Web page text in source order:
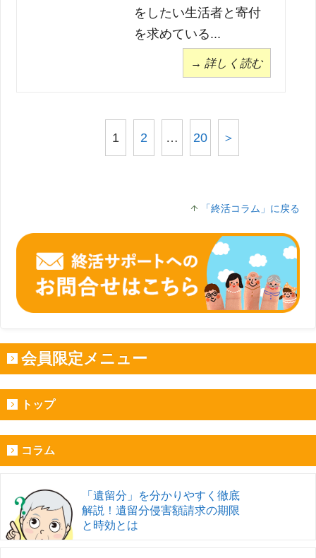
をしたい生活者と寄付
を求めている...
→ 詳しく読む
1 2 … 20 ＞
「終活コラム」に戻る
会員限定メニュー
トップ
コラム
「遺留分」を分かりやすく徹底
解説！遺留分侵害額請求の期限
と時効とは